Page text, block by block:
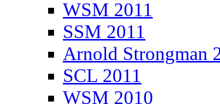
WSM 2011
SSM 2011
Arnold Strongman
SCL 2011
WSM 2010